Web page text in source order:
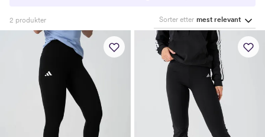
2 produkter Sorter etter mest relevant